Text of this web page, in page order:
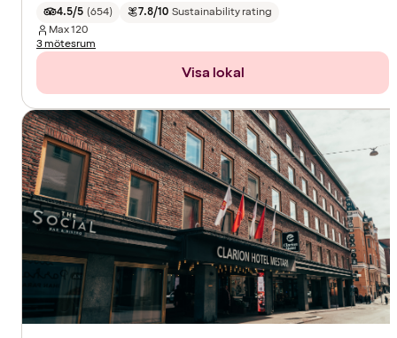
4.5/5 (654) 7.8/10 Sustainability rating
Max120
3 mötesrum
Visa lokal